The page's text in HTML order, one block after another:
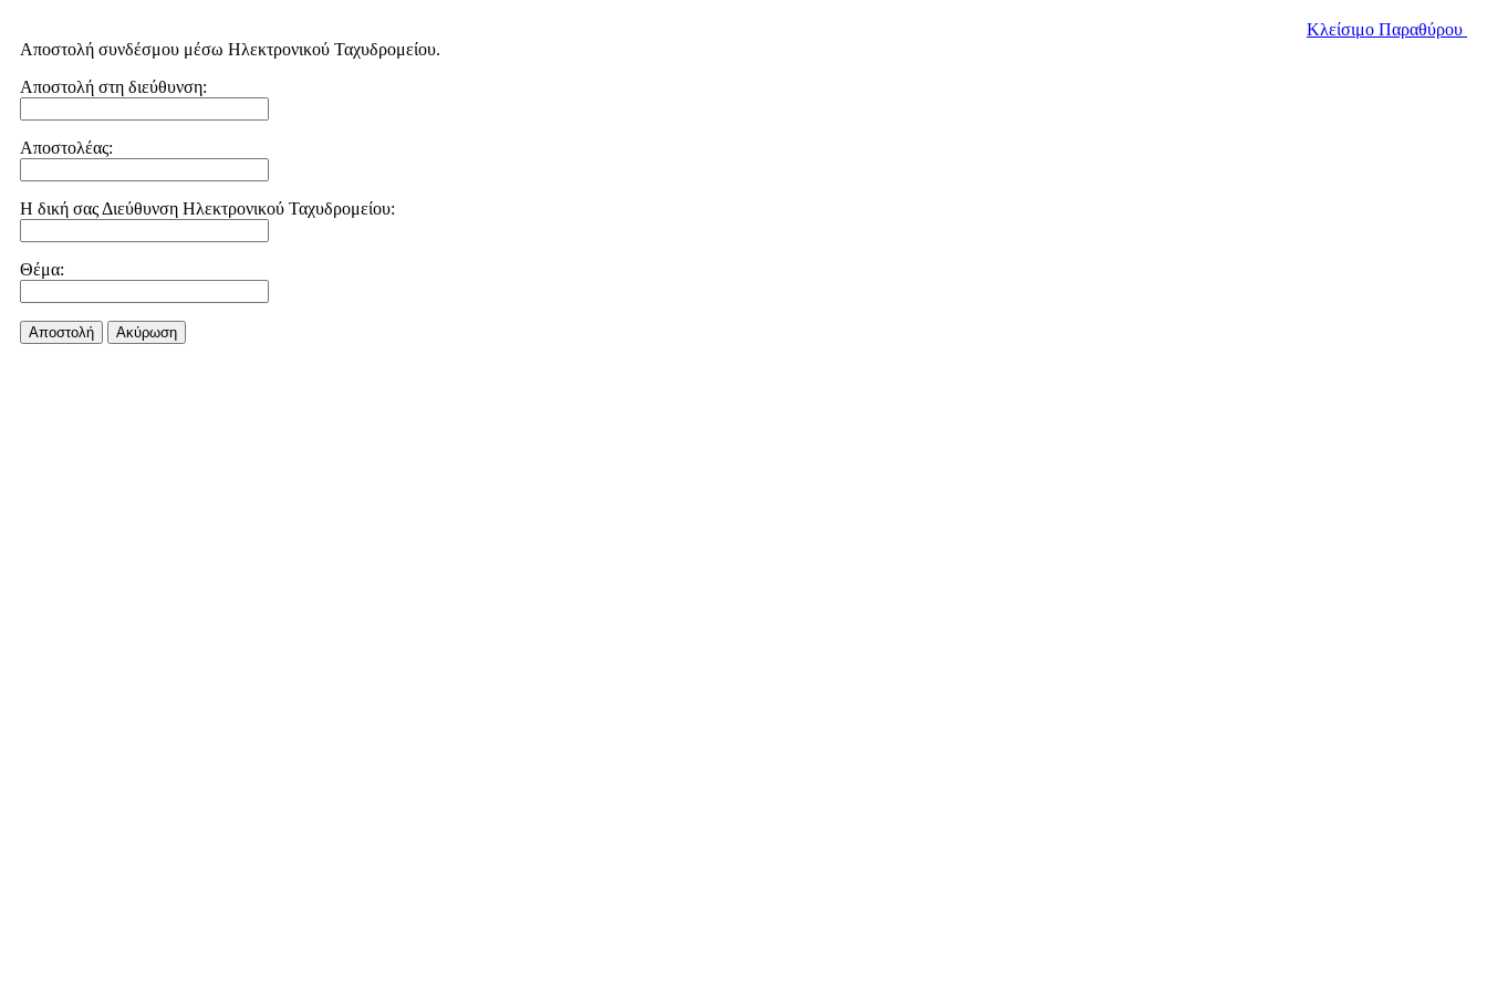
Κλείσιμο Παραθύρου
Αποστολή συνδέσμου μέσω Ηλεκτρονικού Ταχυδρομείου.
Αποστολή στη διεύθυνση:
Αποστολέας:
Η δική σας Διεύθυνση Ηλεκτρονικού Ταχυδρομείου:
Θέμα:
Αποστολή Aκύρωση